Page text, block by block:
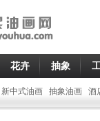
花卉 抽象
新中式油画 抽象油画 酒